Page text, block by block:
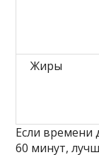
Жиры
Если времени
60 минут,